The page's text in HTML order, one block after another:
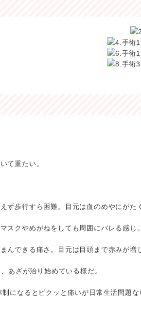
て重たい。
歩行すら困難。目元は血のめやにがた
クやめがねをしても周囲にバレる感じ
できる痛さ。目元は目頭まで赤みが増
あざが治り始めている様だ。
になるとピクッと痛いが日常生活問題な